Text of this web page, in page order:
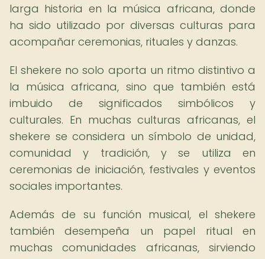
larga historia en la música africana, donde
ha sido utilizado por diversas culturas para
acompañar ceremonias, rituales y danzas.
El shekere no solo aporta un ritmo distintivo a
la música africana, sino que también está
imbuido de significados simbólicos y
culturales. En muchas culturas africanas, el
shekere se considera un símbolo de unidad,
comunidad y tradición, y se utiliza en
ceremonias de iniciación, festivales y eventos
sociales importantes.
Además de su función musical, el shekere
también desempeña un papel ritual en
muchas comunidades africanas, sirviendo